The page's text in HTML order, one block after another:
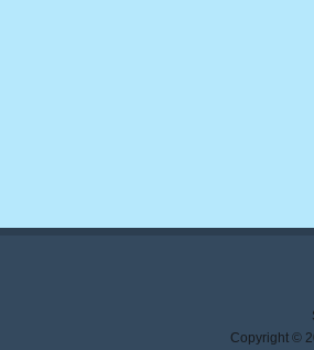
Copyright ©